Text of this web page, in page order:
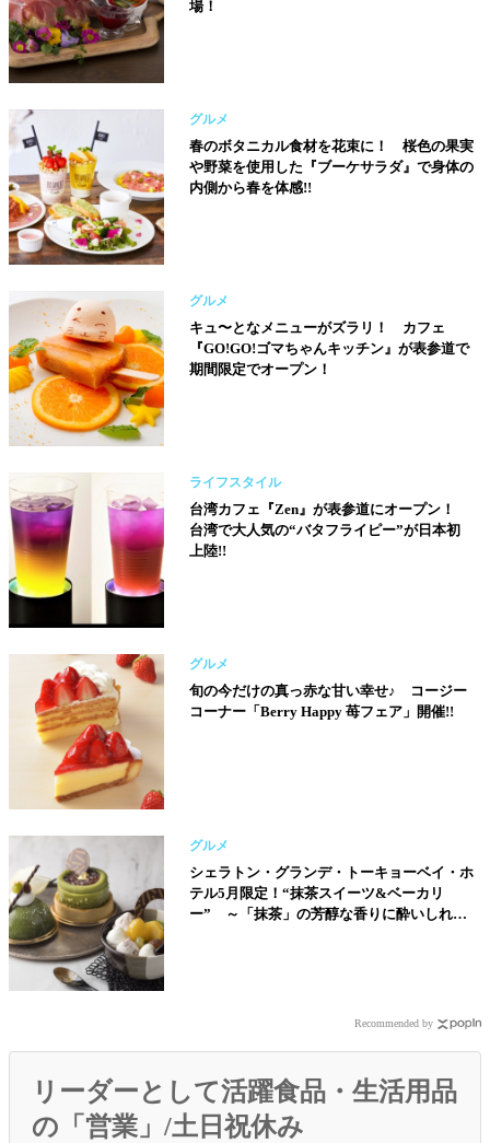
場！
グルメ
春のボタニカル食材を花束に！ 桜色の果実
や野菜を使用した『ブーケサラダ』で身体の
内側から春を体感!!
グルメ
キュ〜となメニューがズラリ！ カフェ
『GO!GO!ゴマちゃんキッチン』が表参道で
期間限定でオープン！
ライフスタイル
台湾カフェ『Zen』が表参道にオープン！
台湾で大人気の“バタフライピー”が日本初
上陸!!
グルメ
旬の今だけの真っ赤な甘い幸せ♪ コージー
コーナー「Berry Happy 苺フェア」開催!!
グルメ
シェラトン・グランデ・トーキョーベイ・ホ
テル5月限定！“抹茶スイーツ&ベーカリ
ー” ～「抹茶」の芳醇な香りに酔いしれ
Recommended by
リーダーとして活躍食品・生活用品
の「営業」/土日祝休み